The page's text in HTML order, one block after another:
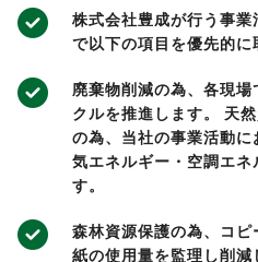
株式会社豊成が行う事
で以下の項目を優先的に
廃棄物削減の為、各現
クルを推進します。 天
の為、当社の事業活動
気エネルギー・空調エネ
す。
森林資源保護の為、コ
紙の使用量を監理し削減